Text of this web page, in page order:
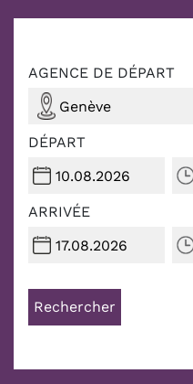
AGENCE DE DÉPART
DÉPART
ARRIVÉE
Rechercher